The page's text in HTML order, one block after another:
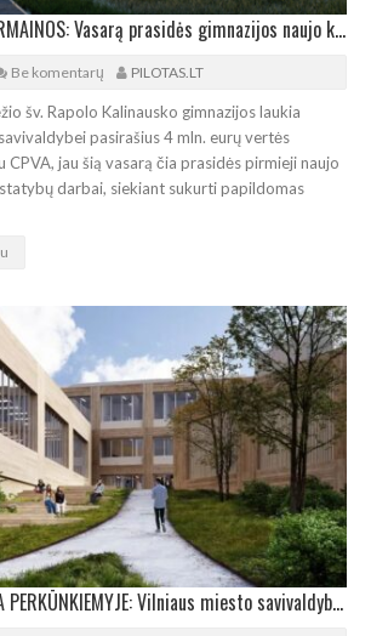
NEMĖŽIO LAUKIA PERMAINOS: Vasarą prasidės gimnazijos naujo korpuso statybos
Be komentarų PILOTAS.LT
šv. Rapolo Kalinausko gimnazijos laukia
pasirašius 4 mln. eurų vertės
CPVA, jau šią vasarą čia prasidės pirmieji naujo
darbai, siekiant sukurti papildomas
INOVATYVI MOKYKLA PERKŪNKIEMYJE: Vilniaus miesto savivaldybė išdavė leidimą statybai